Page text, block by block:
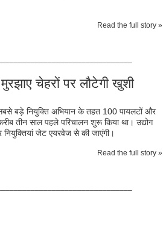
Read the full story »
चेहरों पर लौटेगी खुशी
बड़े नियुक्ति अभियान के तहत 100 पायलटों और
तीन साल पहले परिचालन शुरू किया था। उद्योग
नियुक्तियां जेट एयरवेज से की जाएंगी।
Read the full story »